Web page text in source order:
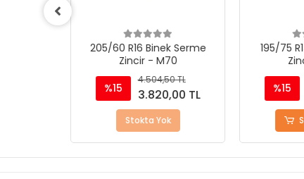
205/60 R16 Binek Serme
Zincir - M70
%15
4.504,50 TL
3.820,00 TL
Stokta Yok
195/75
%15